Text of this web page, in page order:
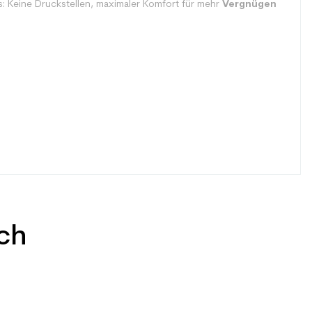
Keine Druckstellen, maximaler Komfort für mehr Vergnügen